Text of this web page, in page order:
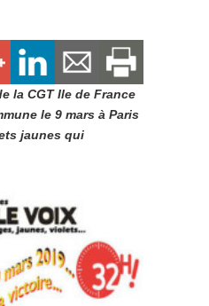
la CGT Ile de France
le 9 mars à Paris
jaunes qui